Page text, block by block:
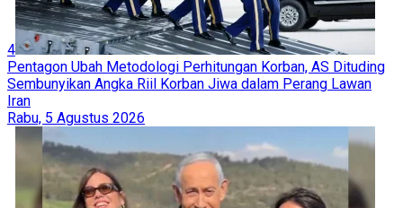
4
Pentagon Ubah Metodologi Perhitungan Korban, AS Dituding
Sembunyikan Angka Riil Korban Jiwa dalam Perang Lawan
Iran
Rabu, 5 Agustus 2026